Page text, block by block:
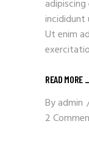
incididunt
Ut enim
READ MORE _
Byadmin
2